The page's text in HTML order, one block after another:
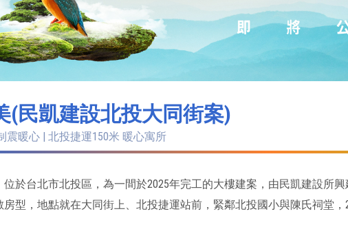
(民凱建設北投大同街案)
震暖心 | 北投捷運150米 暖心寓所
位於台北市北投區，為一間於2025年完工的大樓建案，由民凱建設所
房型，地點就在大同街上、北投捷運站前，緊鄰北投國小與陳氏祠堂，